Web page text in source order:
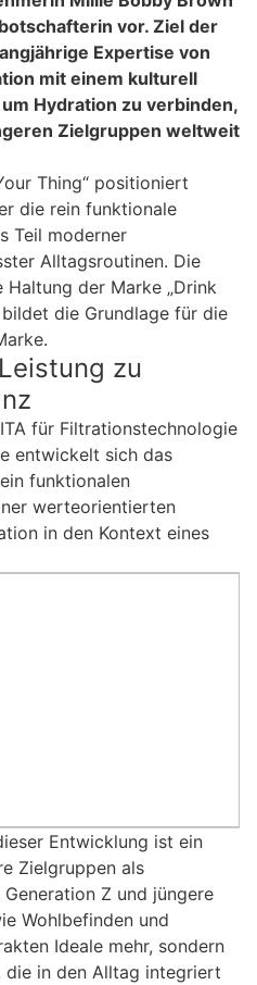
vor. Ziel der
Expertise von
mit einem kulturell
Hydration zu verbinden,
Zielgruppen weltweit
Thing“ positioniert
die rein funktionale
Teil moderner
Alltagsroutinen. Die
der Marke „Drink
die Grundlage für die
zu
für Filtrationstechnologie
entwickelt sich das
funktionalen
werteorientierten
in den Kontext eines
Entwicklung ist ein
Zielgruppen als
Z und jüngere
Wohlbefinden und
Ideale mehr, sondern
die in den Alltag integriert